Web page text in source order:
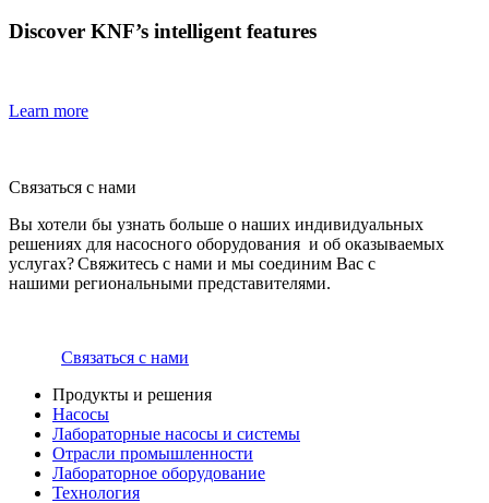
Discover KNF’s intelligent features
Learn more
Связаться с нами
Вы хотели бы узнать больше о наших индивидуальных
решениях для насосного оборудования и об оказываемых
услугах? Свяжитесь с нами и мы соединим Вас с
нашими региональными представителями.
Связаться с нами
Продукты и решения
Насосы
Лабораторные насосы и системы
Отрасли промышленности
Лабораторное оборудование
Технология